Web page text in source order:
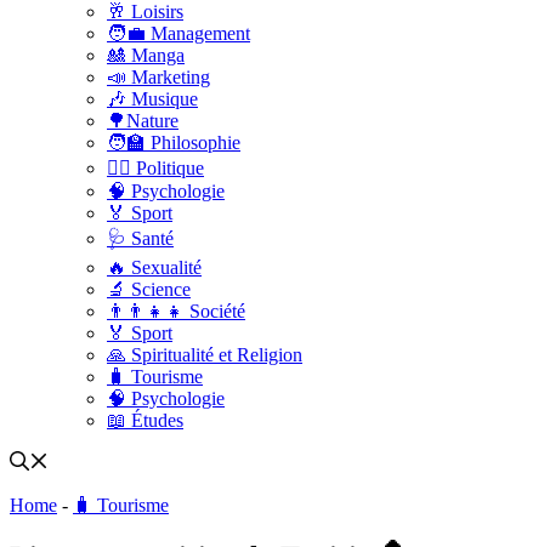
🥂 Loisirs
🧑‍💼 Management
🎎 Manga
📣 Marketing
🎶 Musique
🌳Nature
🧑‍🏫 Philosophie
👨‍⚖️ Politique
🧠 Psychologie
🏅 Sport
🩺 Santé
🔥 Sexualité
🔬 Science
👨‍👨‍👧‍👧 Société
🏅 Sport
🙏 Spiritualité et Religion
🧳 Tourisme
🧠 Psychologie
📖 Études
Home - 🧳 Tourisme